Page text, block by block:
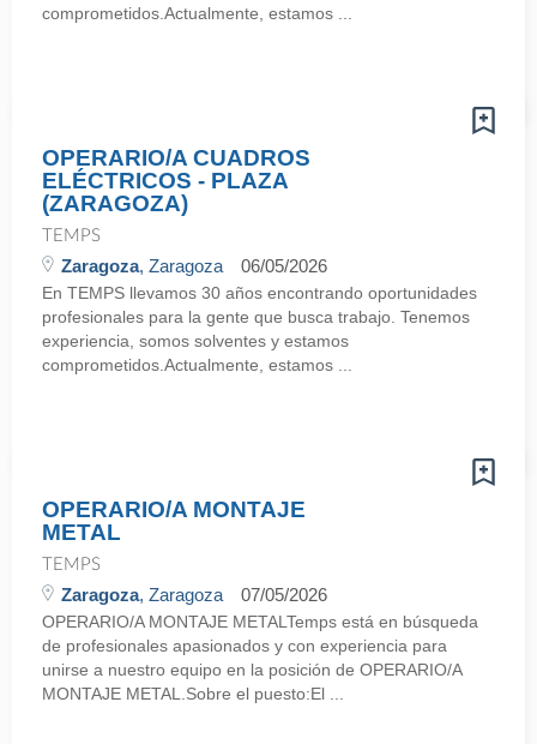
comprometidos.Actualmente, estamos ...
OPERARIO/A CUADROS
ELÉCTRICOS - PLAZA
(ZARAGOZA)
TEMPS
Zaragoza, Zaragoza 06/05/2026
En TEMPS llevamos 30 años encontrando oportunidades
profesionales para la gente que busca trabajo. Tenemos
experiencia, somos solventes y estamos
comprometidos.Actualmente, estamos ...
OPERARIO/A MONTAJE
METAL
TEMPS
Zaragoza, Zaragoza 07/05/2026
OPERARIO/A MONTAJE METALTemps está en búsqueda
de profesionales apasionados y con experiencia para
unirse a nuestro equipo en la posición de OPERARIO/A
MONTAJE METAL.Sobre el puesto:El ...